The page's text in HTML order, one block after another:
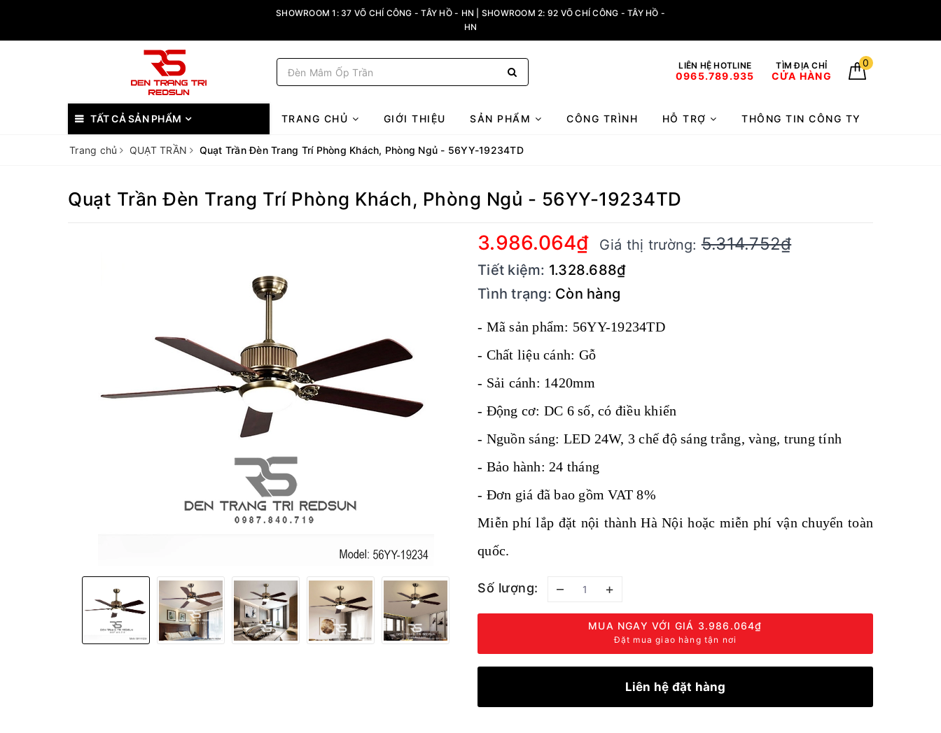
SHOWROOM 1: 37 VÕ CHÍ CÔNG - TÂY HỒ - HN | SHOWROOM 2: 92 VÕ CHÍ CÔNG - TÂY HỒ -
HN
LIÊN HỆ HOTLINE
0965.789.935
TÌM ĐỊA CHỈ
CỬA HÀNG
0
TẤT CẢ SẢN PHẨM TRANG CHỦ GIỚI THIỆU SẢN PHẨM CÔNG TRÌNH HỖ TRỢ THÔNG TIN CÔNG TY
Trang chủ QUẠT TRẦN Quạt Trần Đèn Trang Trí Phòng Khách, Phòng Ngủ - 56YY-19234TD
Quạt Trần Đèn Trang Trí Phòng Khách, Phòng Ngủ - 56YY-19234TD
3.986.064₫ Giá thị trường:5.314.752₫
Tiết kiệm: 1.328.688₫
Tình trạng: Còn hàng
- Mã sản phẩm: 56YY-19234TD
- Chất liệu cánh: Gỗ
- Sải cánh: 1420mm
- Động cơ: DC 6 số, có điều khiển
- Nguồn sáng: LED 24W, 3 chế độ sáng trắng, vàng, trung tính
- Bảo hành: 24 tháng
- Đơn giá đã bao gồm VAT 8%
Miễn phí lắp đặt nội thành Hà Nội hoặc miễn phí vận chuyển toàn
quốc.
Số lượng: – +
MUA NGAY VỚI GIÁ 3.986.064₫
Đặt mua giao hàng tận nơi
Liên hệ đặt hàng